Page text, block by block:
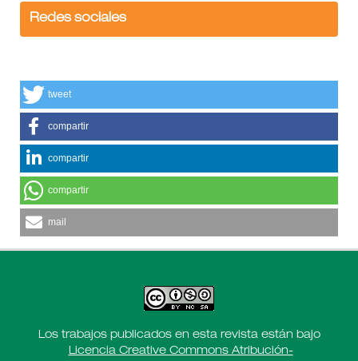
Redes sociales
tweet
compartir
compartir
compartir
mail
Los trabajos publicados en esta revista están bajo
Licencia Creative Commons Atribución-